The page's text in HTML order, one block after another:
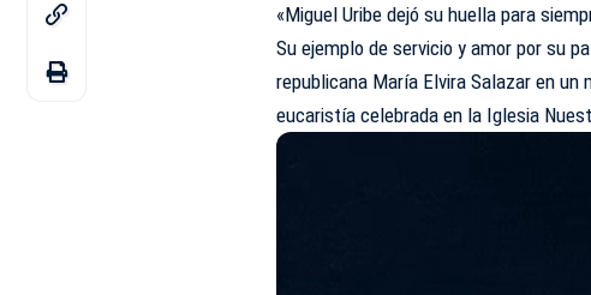
«Miguel Uribe dejó su huella para
Su ejemplo de servicio y amor por su
republicana María Elvira Salazar en un
eucaristía celebrada en la Iglesia